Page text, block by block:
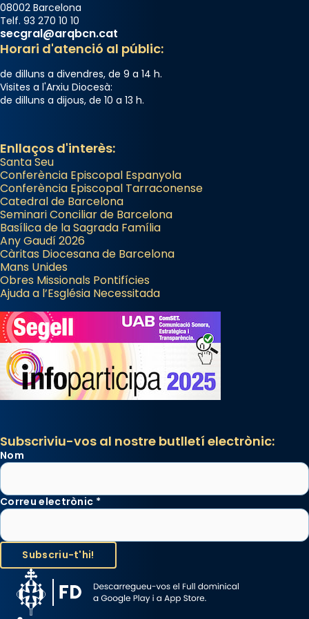
08002 Barcelona
Telf. 93 270 10 10
secgral@arqbcn.cat
Horari d'atenció al públic:
de dilluns a divendres, de 9 a 14 h.
Visites a l'Arxiu Diocesà:
de dilluns a dijous, de 10 a 13 h.
Enllaços d'interès:
Santa Seu
Conferència Episcopal Espanyola
Conferència Episcopal Tarraconense
Catedral de Barcelona
Seminari Conciliar de Barcelona
Basílica de la Sagrada Família
Any Gaudí 2026
Càritas Diocesana de Barcelona
Mans Unides
Obres Missionals Pontifícies
Ajuda a l’Església Necessitada
Subscriviu-vos al nostre butlletí electrònic:
Nom
Correu electrònic *